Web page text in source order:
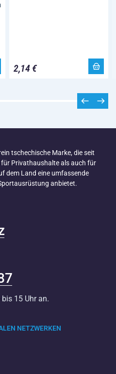
2,14 €
tschechische Marke, die seit
Privathaushalte als auch für
dem Land eine umfassende
anbietet.
NETZWERKEN
15 Uhr an.